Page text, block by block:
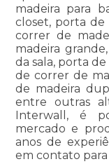
madeira para
closet, porta de
correr de
madeira
da sala, porta
de correr de
de madeira
entre outras
Interwall, é
mercado e
anos de
em contato para